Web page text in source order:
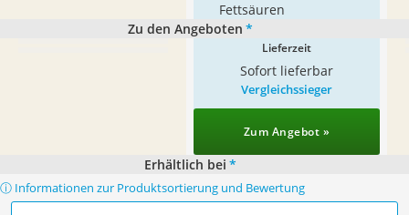
Fettsäuren
Zu den Angeboten *
Lieferzeit
Sofort lieferbar
Vergleichssieger
Zum Angebot »
Erhältlich bei *
ⓘ Informationen zur Produktsortierung und Bewertung